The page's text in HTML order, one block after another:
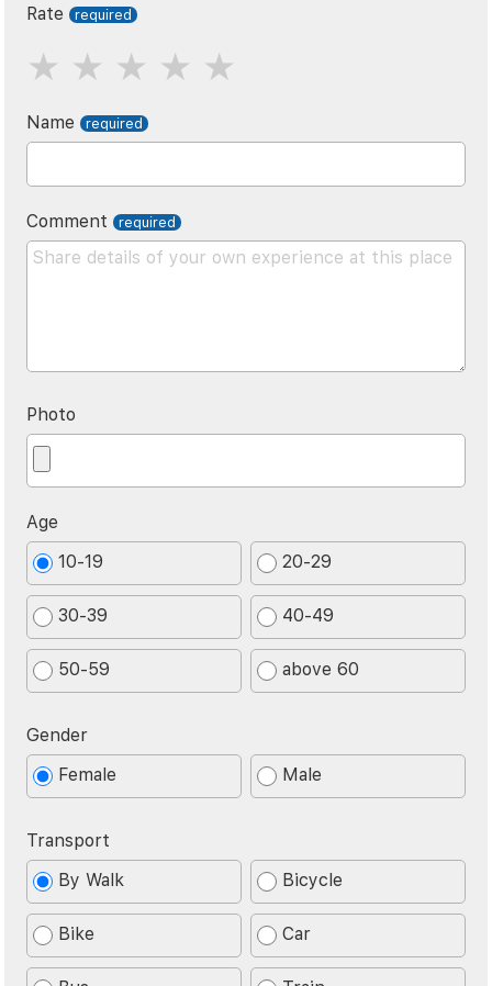
Rate
Name
Comment
Photo
Age
10-19
20-29
30-39 40-49
50-59 above 60
Gender
Female
Male
Transport
By Walk
Bicycle
Bike Car